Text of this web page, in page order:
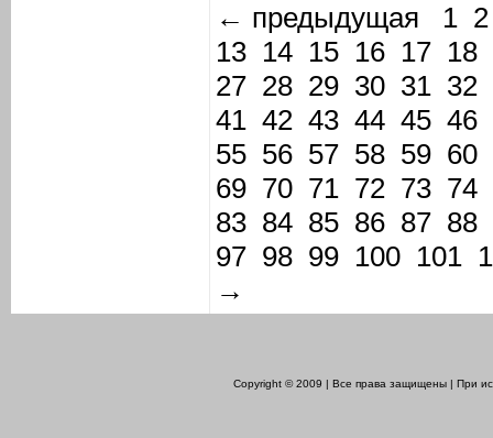
← предыдущая
1 2
13 14 15 16 17 18
27 28 29 30 31 32
41 42 43 44 45 46
55 56 57 58 59 60
69 70 71 72 73 74
83 84 85 86 87 88
97 98 99 100 101
→
Copyright © 2009 | Все права защищены | При